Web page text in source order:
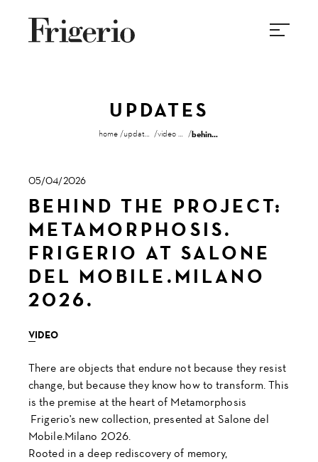
UPDATES
home updates video gallery behind the project: metamorphosis. frigerio at salone del mobile.milano 2026.
05/04/2026
BEHIND THE PROJECT:
METAMORPHOSIS.
FRIGERIO AT SALONE
DEL MOBILE.MILANO
2026.
VIDEO
There are objects that endure not because they resist
change, but because they know how to transform. This
is the premise at the heart of Metamorphosis
Frigerio's new collection, presented at Salone del
Mobile.Milano 2026.
Rooted in a deep rediscovery of memory,